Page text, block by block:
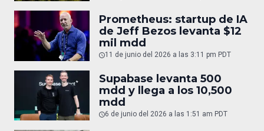
Prometheus: startup de IA
de Jeff Bezos levanta $12
mil mdd
11 de junio del 2026 a las 3:11 pm PDT
Supabase levanta 500
mdd y llega a los 10,500
mdd
6 de junio del 2026 a las 1:51 am PDT